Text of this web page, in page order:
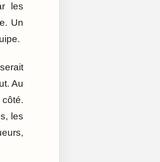
les
Un
Au
les